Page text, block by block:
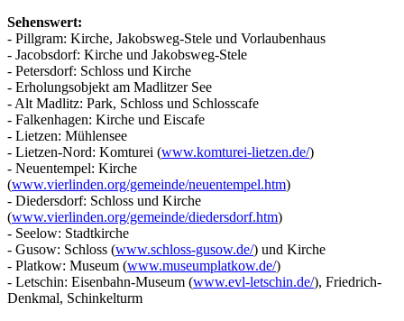
Sehenswert:
- Pillgram: Kirche, Jakobsweg-Stele und Vorlaubenhaus
- Jacobsdorf: Kirche und Jakobsweg-Stele
- Petersdorf: Schloss und Kirche
- Erholungsobjekt am Madlitzer See
- Alt Madlitz: Park, Schloss und Schlosscafe
- Falkenhagen: Kirche und Eiscafe
- Lietzen: Mühlensee
- Lietzen-Nord: Komturei (www.komturei-lietzen.de/)
- Neuentempel: Kirche
(www.vierlinden.org/gemeinde/neuentempel.htm)
- Diedersdorf: Schloss und Kirche
(www.vierlinden.org/gemeinde/diedersdorf.htm)
- Seelow: Stadtkirche
- Gusow: Schloss (www.schloss-gusow.de/) und Kirche
- Platkow: Museum (www.museumplatkow.de/)
- Letschin: Eisenbahn-Museum (www.evl-letschin.de/), Friedrich-
Denkmal, Schinkelturm